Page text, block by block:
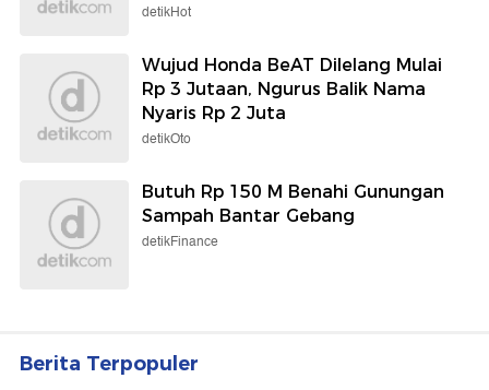
detikHot
Wujud Honda BeAT Dilelang Mulai
Rp 3 Jutaan, Ngurus Balik Nama
Nyaris Rp 2 Juta
detikOto
Butuh Rp 150 M Benahi Gunungan
Sampah Bantar Gebang
detikFinance
Berita Terpopuler